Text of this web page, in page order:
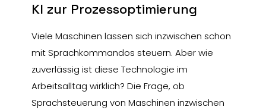
KI zur Prozessoptimierung
Viele Maschinen lassen sich inzwischen schon
mit Sprachkommandos steuern. Aber wie
zuverlässig ist diese Technologie im
Arbeitsalltag wirklich? Die Frage, ob
Sprachsteuerung von Maschinen inzwischen